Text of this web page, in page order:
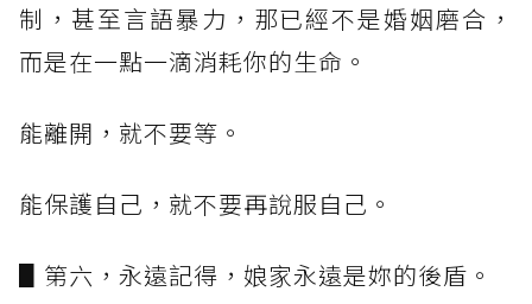
制，甚至言語暴力，那已經不是婚姻磨合，
而是在一點一滴消耗你的生命。
能離開，就不要等。
能保護自己，就不要再說服自己。
▋第六，永遠記得，娘家永遠是妳的後盾。